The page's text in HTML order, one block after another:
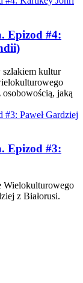
Epizod #4:
szlakiem kultur
jaką
Epizod #3:
Wielokulturowego
z Białorusi.